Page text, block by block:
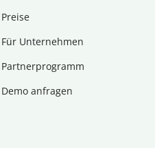
Preise
Für Unternehmen
Partnerprogramm
Demo anfragen